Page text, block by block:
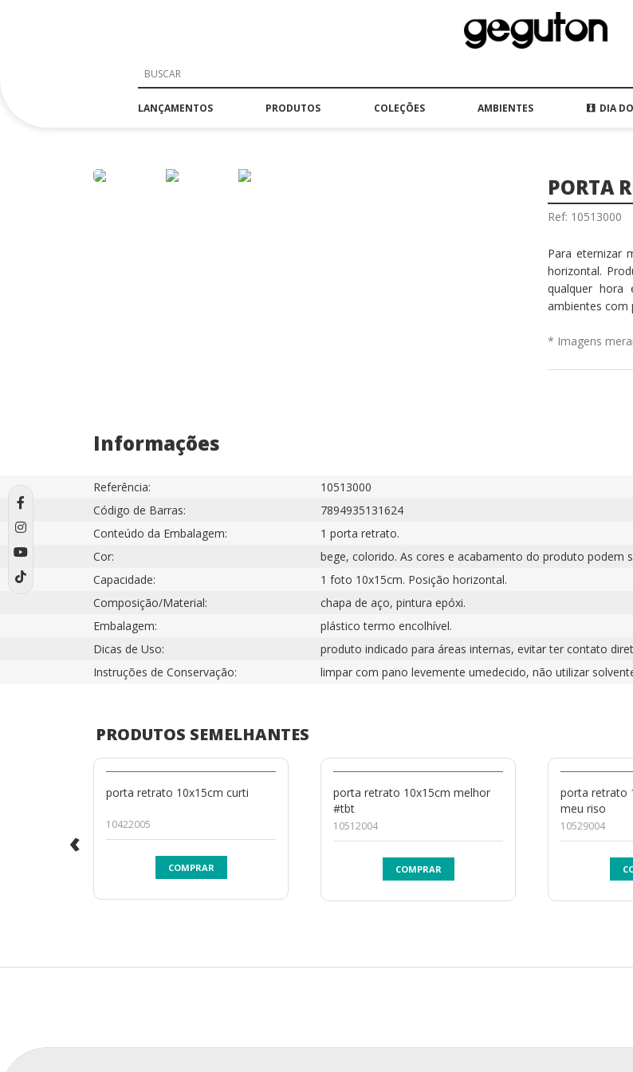
LANÇAMENTOS PRODUTOS COLEÇÕES AMBIENTES DIA
PORTA
Ref: 10513000
Para eternizar
horizontal.
qualquer hora
ambientes com
* Imagens
Informações
Referência:
10513000
Código de Barras:
7894935131624
Conteúdo da Embalagem:
1 porta retrato.
Cor:
bege, colorido. As cores e acabamento do produto podem
Capacidade:
1 foto 10x15cm. Posição horizontal.
Composição/Material:
chapa de aço, pintura epóxi.
Embalagem:
plástico termo encolhível.
Dicas de Uso:
produto indicado para áreas internas, evitar ter contato
Instruções de Conservação:
limpar com pano levemente umedecido, não utilizar
PRODUTOS SEMELHANTES
porta retrato 10x15cm curti
10422005
COMPRAR
porta retrato 10x15cm melhor
#tbt
10512004
COMPRAR
porta retrato
meu riso
10529004
‹